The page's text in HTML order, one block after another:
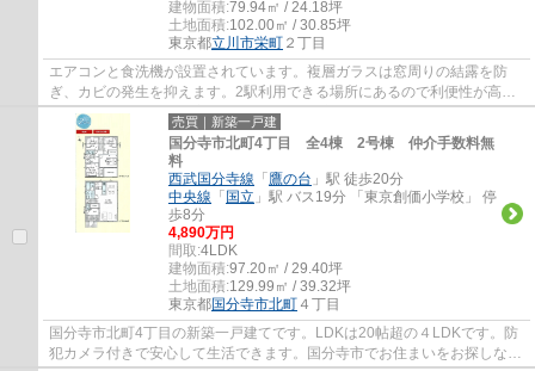
建物面積:79.94㎡ / 24.18坪
土地面積:102.00㎡ / 30.85坪
東京都立川市栄町 ２丁目
エアコンと食洗機が設置されています。複層ガラスは窓周りの結露を防
ぎ、カビの発生を抑えます。2駅利用できる場所にあるので利便性が高い
です。クロゼット各洋室にありますので、衣類...
売買｜新築一戸建
国分寺市北町4丁目 全4棟 2号棟 仲介手数料無
料
西武国分寺線 「 鷹の台 」駅 徒歩20分
中央線 「 国立 」駅 バス19分 「東京創価小学校」 停
歩8分
4,890万円
間取:4LDK
建物面積:97.20㎡ / 29.40坪
土地面積:129.99㎡ / 39.32坪
東京都国分寺市北町 ４丁目
国分寺市北町4丁目の新築一戸建てです。LDKは20帖超の４LDKです。防
犯カメラ付きで安心して生活できます。国分寺市でお住まいをお探しなら